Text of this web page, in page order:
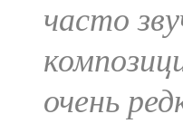
часто
очень